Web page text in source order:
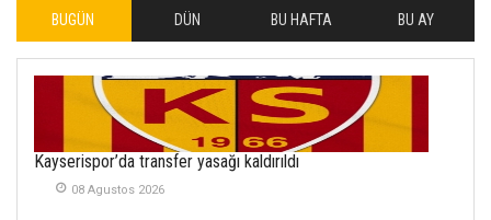
İLHAN YILMAZ
SOFRADA AYRIMCILIK
VAR
26 Subat 2026
METİN ERTEM
BUGÜN DÜN BU HAFTA BU AY
Kayserispor’da transfer yasağı kaldırıldı
08 Agustos 2026